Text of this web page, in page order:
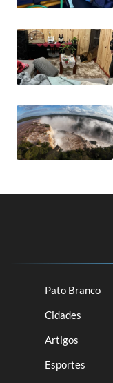
Pato Branco
Cidades
Artigos
Esportes